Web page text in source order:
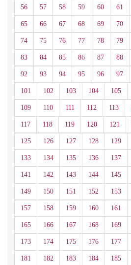
56 57 58 59 60 61
65 66 67 68 69 70
74 75 76 77 78 79
83 84 85 86 87 88
92 93 94 95 96 97
101 102 103 104 105
109 110 111 112 113
117 118 119 120 121
125 126 127 128 129
133 134 135 136 137
141 142 143 144 145
149 150 151 152 153
157 158 159 160 161
165 166 167 168 169
173 174 175 176 177
181 182 183 184 185